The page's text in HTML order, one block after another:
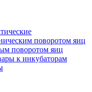
поворотом яиц
поворотом яиц
к инкубаторам